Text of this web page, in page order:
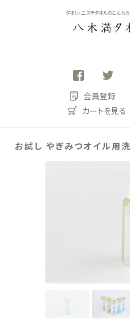
タオル・エステタオルのことな
会員登録
カートを見る
お試し やぎみつオイル用